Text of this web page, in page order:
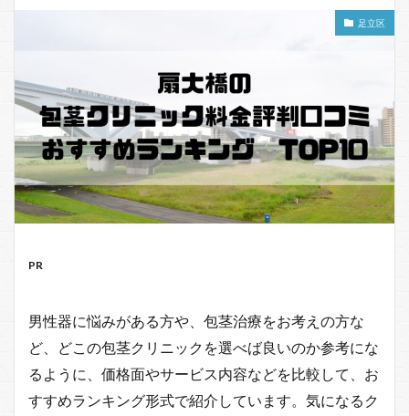
足立区
PR
男性器に悩みがある方や、包茎治療をお考えの方な
ど、どこの包茎クリニックを選べば良いのか参考にな
るように、価格面やサービス内容などを比較して、お
すすめランキング形式で紹介しています。気になるク